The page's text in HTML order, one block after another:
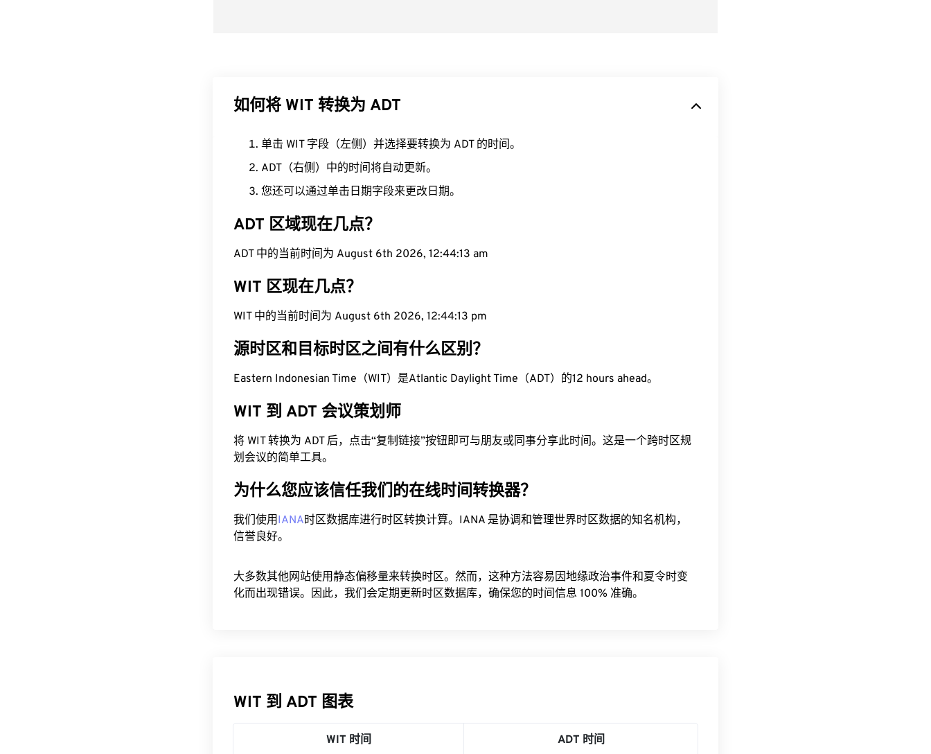
如何将 WIT 转换为 ADT
单击 WIT 字段（左侧）并选择要转换为 ADT 的时间。
ADT（右侧）中的时间将自动更新。
您还可以通过单击日期字段来更改日期。
ADT 区域现在几点？
ADT 中的当前时间为 August 6th 2026, 12:44:14 am
WIT 区现在几点？
WIT 中的当前时间为 August 6th 2026, 12:44:14 pm
源时区和目标时区之间有什么区别？
Eastern Indonesian Time（WIT）是Atlantic Daylight Time（ADT）的12 hours ahead。
WIT 到 ADT 会议策划师
将 WIT 转换为 ADT 后，点击“复制链接”按钮即可与朋友或同事分享此时间。这是一个跨时区规
划会议的简单工具。
为什么您应该信任我们的在线时间转换器？
我们使用IANA时区数据库进行时区转换计算。IANA 是协调和管理世界时区数据的知名机构，
信誉良好。
大多数其他网站使用静态偏移量来转换时区。然而，这种方法容易因地缘政治事件和夏令时变
化而出现错误。因此，我们会定期更新时区数据库，确保您的时间信息 100% 准确。
WIT 到 ADT 图表
WIT 时间 ADT 时间